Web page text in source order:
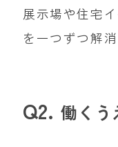
展示場や住宅
を一つずつ解
働くう